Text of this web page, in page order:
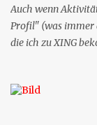
Auch wenn
Profil" (was immer
die ich zu XING
bekommen Sie